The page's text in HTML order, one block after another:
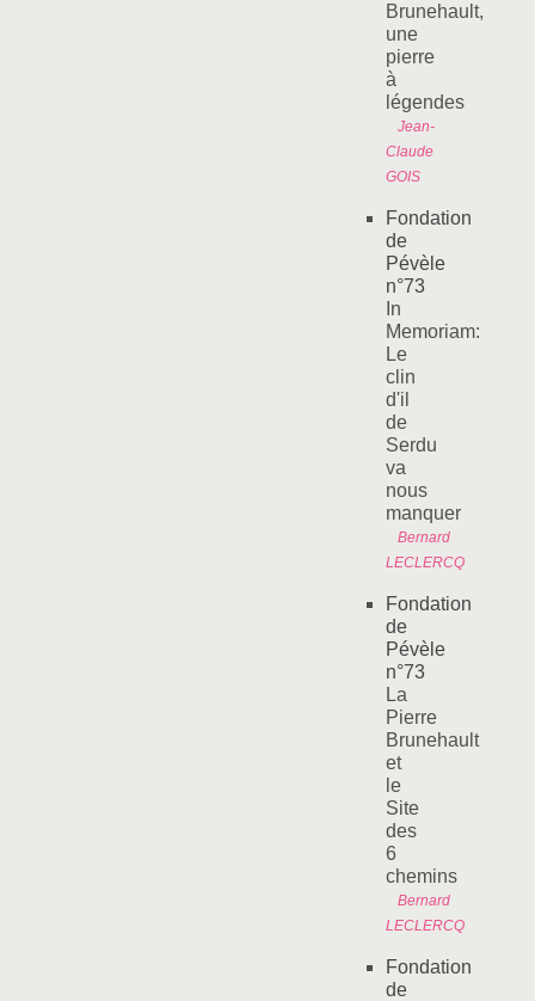
Brunehault,
une
pierre
à
légendes
Jean-
Claude
GOIS
Fondation
de
Pévèle
n°73
In
Memoriam:
Le
clin
d'il
de
Serdu
va
nous
manquer
Bernard
LECLERCQ
Fondation
de
Pévèle
n°73
La
Pierre
Brunehault
et
le
Site
des
6
chemins
Bernard
LECLERCQ
Fondation
de